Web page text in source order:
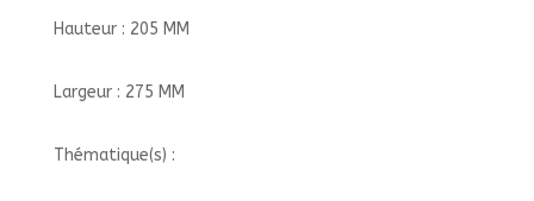
Hauteur : 205 MM
Largeur : 275 MM
Thématique(s) :